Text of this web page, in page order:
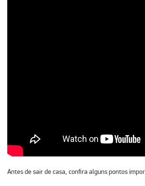
Antes de sair de casa, confira alguns pontos